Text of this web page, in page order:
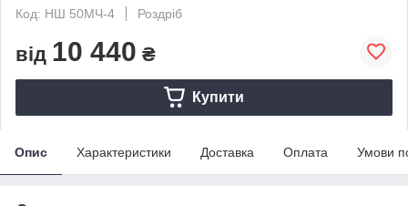
Код: НШ 50МЧ-4
Роздріб
від 10 440 ₴
Купити
Опис Характеристики Доставка Оплата Умови